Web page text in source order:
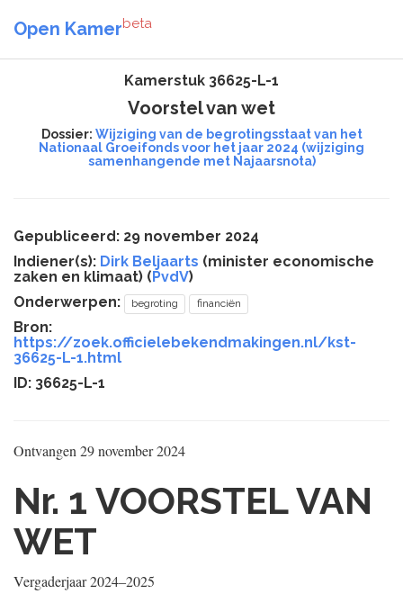
Open Kamerbeta
Kamerstuk 36625-L-1
Voorstel van wet
Dossier: Wijziging van de begrotingsstaat van het
Nationaal Groeifonds voor het jaar 2024 (wijziging
samenhangende met Najaarsnota)
Gepubliceerd: 29 november 2024
Indiener(s): Dirk Beljaarts (minister economische
zaken en klimaat) (PvdV)
Onderwerpen:
begroting financiën
Bron:
https://zoek.officielebekendmakingen.nl/kst-
36625-L-1.html
ID: 36625-L-1
Ontvangen 29 november 2024
Nr. 1 VOORSTEL VAN
WET
Vergaderjaar 2024‒2025